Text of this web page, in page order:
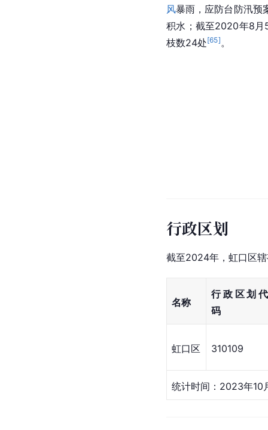
风暴雨，应防台防汛预
积水；截至2020年8月
枝数24处[65] 。
行政区划
截至2024年，虹口区
名称
行政区划代
码
虹口区 310109
统计时间：2023年10